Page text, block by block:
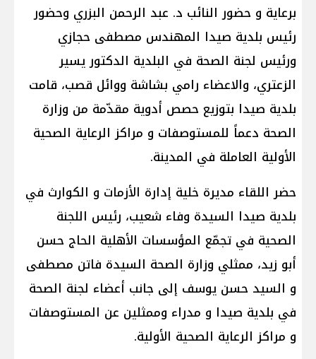
برعاية و حضور النائب د. عبد الرحمن البزري وحضور
رئيس بلدية صيدا المهندس مصطفى حجازي
ورئيس لجنة الصحة في البلدية الدكتور يسير
الزعتري، والاعضاء رامي بشاشة ووائل قصب، قامت
بلدية صيدا بتوزيع حصص أدوية مقدّمة من وزارة
الصحة دعماً للمستوصفات و مراكز الرعاية الصحية
الأولية العاملة في المدينة.
حضر اللقاء مديرة خلية إدارة الأزمات و الكوارث في
بلدية صيدا السيدة وفاء شعيب، رئيس اللجنة
الصحية في تجمّع المؤسسات الأهلية الحاج حسن
أبو زيد، ممثلي وزارة الصحة السيدة فاتن مصطفى
و السيد حسن يوسف إلى جانب أعضاء لجنة الصحة
في بلدية صيدا و مدراء وممثلين عن المستوصفات
و مراكز الرعاية الصحية الأولية.